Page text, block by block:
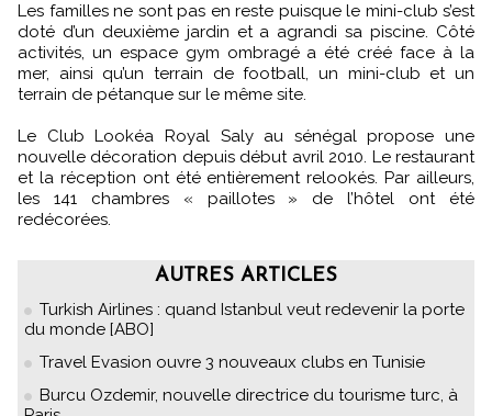
Les familles ne sont pas en reste puisque le mini-club s’est
doté d’un deuxième jardin et a agrandi sa piscine. Côté
activités, un espace gym ombragé a été créé face à la
mer, ainsi qu’un terrain de football, un mini-club et un
terrain de pétanque sur le même site.
Le Club Lookéa Royal Saly au sénégal propose une
nouvelle décoration depuis début avril 2010. Le restaurant
et la réception ont été entièrement relookés. Par ailleurs,
les 141 chambres « paillotes » de l’hôtel ont été
redécorées.
AUTRES ARTICLES
Turkish Airlines : quand Istanbul veut redevenir la porte
du monde [ABO]
Travel Evasion ouvre 3 nouveaux clubs en Tunisie
Burcu Ozdemir, nouvelle directrice du tourisme turc, à